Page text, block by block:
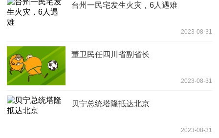
台州一民宅发生火灾，6人遇难
2023-08-31
董卫民任四川省副省长
2023-08-31
贝宁总统塔隆抵达北京
2023-08-31